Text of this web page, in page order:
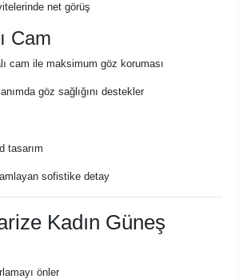
net görüş
Cam
cam ile maksimum göz koruması
göz sağlığını destekler
tasarım
sofistike detay
Kadın Güneş
önler